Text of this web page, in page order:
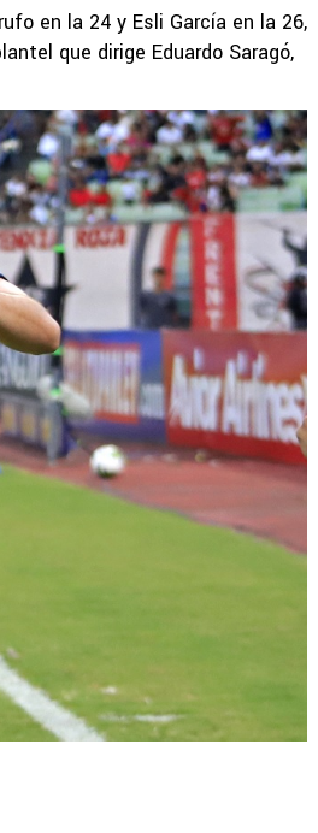
en la 24 y Esli García en la 26,
que dirige Eduardo Saragó,